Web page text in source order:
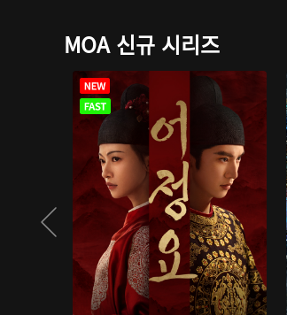
MOA 신규 시리즈